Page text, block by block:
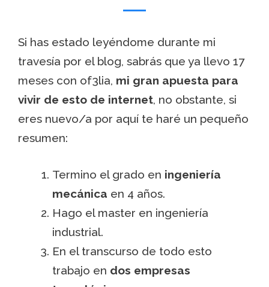
Si has estado leyéndome durante mi
travesía por el blog, sabrás que ya llevo 17
meses con of3lia, mi gran apuesta para
vivir de esto de internet, no obstante, si
eres nuevo/a por aquí te haré un pequeño
resumen:
Termino el grado en ingeniería
mecánica en 4 años.
Hago el master en ingeniería
industrial.
En el transcurso de todo esto
trabajo en dos empresas